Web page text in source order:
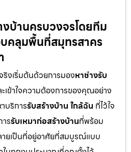
งบ้านครบวงจรโดยทีม
คลุมพื้นที่สมุทรสาคร
ริงเริ่มต้นด้วยการมองหาช่างรับ
เข้าใจความต้องการของคุณอย่าง
บริการรับสร้างบ้าน ใกล้ฉัน ที่ไว้ใจ
รรับเหมาก่อสร้างบ้านที่พร้อม
ายเป็นที่อยู่อาศัยที่สมบูรณ์แบบ